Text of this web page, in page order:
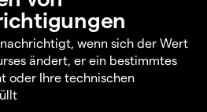
wenn sich der Wert
ändert, er ein bestimmtes
oder Ihre technischen